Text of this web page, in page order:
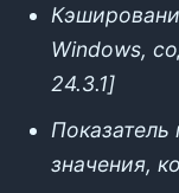
Windows,
24.3.1]
значения,